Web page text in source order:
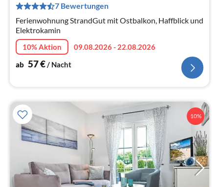
7 Bewertungen
Ferienwohnung StrandGut mit Ostbalkon, Haffblick und
Elektrokamin
10% Aktion
09.08.2026 - 22.08.2026
ab 57€/ Nacht
10%